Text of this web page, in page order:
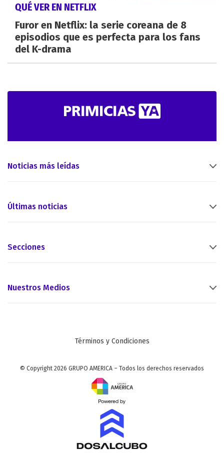
QUÉ VER EN NETFLIX
Furor en Netflix: la serie coreana de 8
episodios que es perfecta para los fans
del K-drama
Noticias más leídas
Últimas noticias
Secciones
Nuestros Medios
Términos y Condiciones
© Copyright 2026 GRUPO AMERICA – Todos los derechos reservados